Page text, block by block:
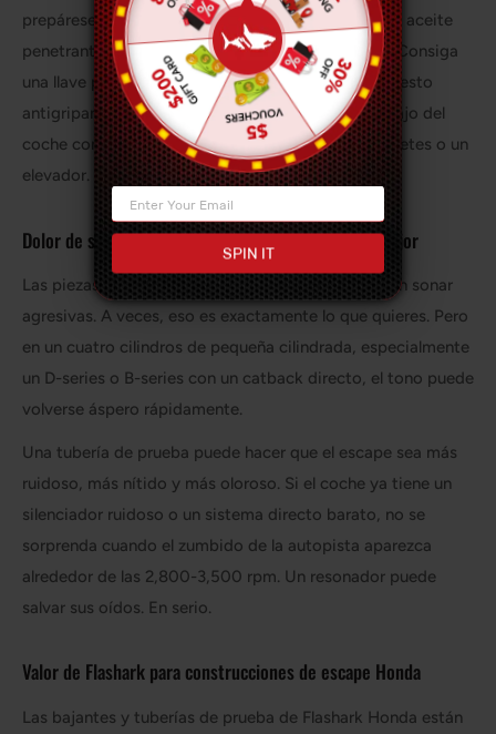
prepárese como si los tornillos fueran a pelear. Use aceite
penetrante. Tenga el hardware de reemplazo listo. Consiga
una llave para sensores de O2. Mantenga el compuesto
antigripante cerca. Y por favor, no se arrastre debajo del
coche con un gato pequeño y un sueño. Use caballetes o un
elevador.
Dolor de sonido: más fuerte no siempre significa mejor
Las piezas de escape Honda sin catalizador pueden sonar
agresivas. A veces, eso es exactamente lo que quieres. Pero
en un cuatro cilindros de pequeña cilindrada, especialmente
un D-series o B-series con un catback directo, el tono puede
volverse áspero rápidamente.
Una tubería de prueba puede hacer que el escape sea más
ruidoso, más nítido y más oloroso. Si el coche ya tiene un
silenciador ruidoso o un sistema directo barato, no se
sorprenda cuando el zumbido de la autopista aparezca
alrededor de las 2,800-3,500 rpm. Un resonador puede
salvar sus oídos. En serio.
Valor de Flashark para construcciones de escape Honda
Las bajantes y tuberías de prueba de Flashark Honda están
SPIN IT